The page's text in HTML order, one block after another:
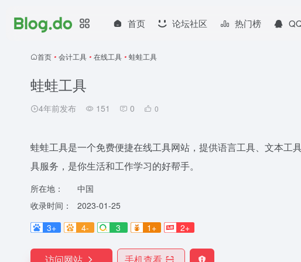
首页 论坛社区 热门榜
首页 • 会计工具 • 在线工具 • 蛙蛙工具
蛙蛙工具
4年前发布 151 0 0
蛙蛙工具是一个免费便捷在线工具网站，提供语言工具、文本工
具服务，是你生活和工作学习的好帮手。
所在地：
中国
收录时间：
2023-01-25
3+
4- 3 1+ 2+